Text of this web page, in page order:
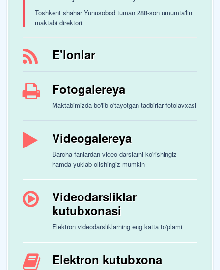
Toshkent shahar Yunusobod tuman 288-son umumta'lim
maktabi direktori
E'lonlar
Fotogalereya
Maktabimizda bo'lib o'tayotgan tadbirlar fotolavxasi
Videogalereya
Barcha fanlardan video darslarni ko'rishingiz
hamda yuklab olishingiz mumkin
Videodarsliklar
kutubxonasi
Elektron videodarsliklarning eng katta to'plami
Elektron kutubxona